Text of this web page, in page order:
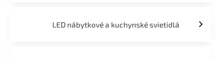
LED nábytkové a kuchynské svietidlá